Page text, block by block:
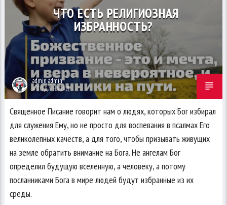
ЧТО ЕСТЬ РЕЛИГИОЗНАЯ
ИЗБРАННОСТЬ?
admin admin
4 ГОДА НАЗАД
Священное Писание говорит нам о людях, которых Бог избирал
для служения Ему, но не просто для воспевания в псалмах Его
великолепных качеств, а для того, чтобы призывать живущих
на земле обратить внимание на Бога. Не ангелам Бог
определил будущую вселенную, а человеку, а потому
посланниками Бога в мире людей будут избранные из их
среды.